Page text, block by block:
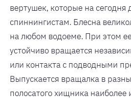
вертушек, которые на сегодня
спиннингистам. Блесна
на любом водоеме. При этом
устойчиво вращается
или контакта с подводными
Выпускается вращалка в
полосатого хищника